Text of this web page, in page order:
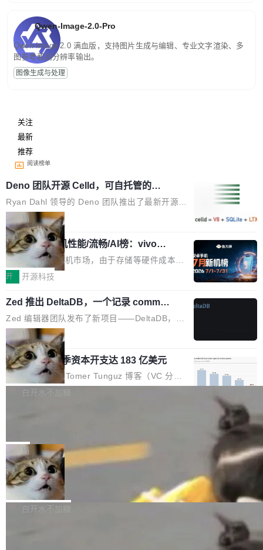
Qwen-Image-2.0-Pro
Qwen-Image-2.0 满血版，支持图片生成与编辑、专业文字渲染、多
图参考和高分辨率输出。
图像生成与处理
关注
最新
推荐
阅读榜单
Deno 团队开源 Celld，可自托管的分
布式 Durable Objects
Ryan Dahl 领导的 Deno 团队推出了最新开源项
目 Celld，一个能在自己机器上运行 Cloudflare
Workers 和 Durable Objects 的守护进程。 设
计思路很直接：每个对象是一个独立的 SQLite
数据库，按名称寻址，复制到你自己的 S3 兼容
存储库里。节点之间只通过这个存储库协调——
个小型数据库，应用天然按分片构建，单个数据
库的竞争和爆炸半径问题在设计层面就被消除
了。 闲置的 cell 会休眠到几乎不占资源。当 cel
l 迁移或唤醒时，新宿主从 S3 恢复 SQLite 数据
库继续执行。存储库是持久化的唯一真相...
局
鲁大师7月新机性能/流畅/AI榜：vivo夺
性能、流畅双第一，三星Galaxy Z系列
新折叠缺席
2026年7月的手机市场，由于存储等硬件成本暴
增，手机厂商的日子也不好过啊，新机速度明显
高价的三星折叠（三星Galaxy Z Fold8 Ultra / Z
Fold8 / Z Flip8）外，其余要么是中低端机器，
例如iQOO Z11i、REDMI Note 17、REDMI No
te 17 Pro、OPPO K15，要么是vivo X300 E这
样的次旗舰。 Galaxy Z Fold8 Ultra / Z Fold8 /
Z Flip8三款折叠屏新机均在7月22日发布，且全
部搭载骁龙8 Elite Gen5 for Galaxy，它们本该
开 开源科技
Zed 推出 DeltaDB，一个记录 commit
之间所有操作的版本控制系统
Zed 编辑器团队发布了新项目——DeltaDB，一
个在 git commit 之间记录每一次编辑操作的版
本控制系统。目前处于 Early Access 阶段。 De
ltaDB 的核心思路直接写在 landing page 最显
眼的位置：「Software is made between com
mits」——软件是在 commit 之间写出来的。git
是把这段空隙补上。 回退到任何一次编辑：Delt
aDB 捕获 commit 之间的每一次操作，...
局
SpaceXAI 单季资本开支达 183 亿美元
根据风险投资人Tomer Tunguz 博客（VC 分
析）披露的最新分析与第二季度业绩报告，Spac
微软同期总资本开支的四成。 与亚马逊、Alpha
bet、微软以及 Meta 等传统科技巨头相比，Spa
ceXAI的资金消耗速度尤为引人瞩目。然而，支
撑庞大支出的资金来源却呈现出截然不同的面
貌。数据显示，微软和 Meta 主要依托充沛的经
白开水不加糖
一个在终端里运行的编程 agent；Muse Spark
1.2，驱动这个 agent 的新模型。一句话概括：
你可以用 curl -fsSL https://dev.meta.ai/install.
sh | bash 安装一个能在大项目里自动规划、写
代码、验证结果的 AI 终端工具。 据介绍，Muse
局
美团开源 LoHoSearch，用知识图谱校
准 AI 能力认知
机器出题的前提，是让机器拥有全局视野。整个
构建流程可以分为四个环节：建图 → 控制难度
白开水不加糖